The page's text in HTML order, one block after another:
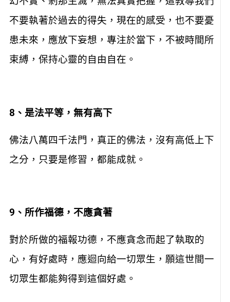
幻不實、剎那生滅，無法真實把握，這教導我們
不要執著於過去的得失，現在的感受，也不要憂
患未來，應放下妄想，專注於當下，不被時間所
束縛，保持心靈的自由自在。
8 、是法平等，無有高下
佛法八萬四千法門，真正的佛法，沒有高低上下
之分，只要是修習，都能成就。
9 、所作福德，不應貪著
對於所做的福報功德，不應貪念而起了執取的
心，有好處時，應迴向給一切眾生，願這世間一
切眾生都能夠得到這個好處。